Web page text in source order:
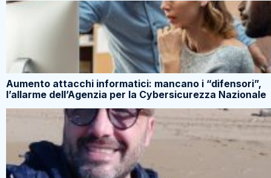
Aumento attacchi informatici: mancano i “difensori”,
l’allarme dell’Agenzia per la Cybersicurezza Nazionale